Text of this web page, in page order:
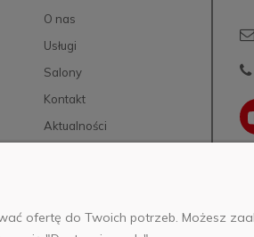
O nas
Usługi
Salony
Kontakt
Aktualności
AB FOTO Sp. z o.o.
ofertę do Twoich potrzeb. Możesz